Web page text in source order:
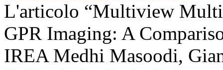
L'articolo “Multiview
GPR Imaging: A
IREA Medhi Masoodi,